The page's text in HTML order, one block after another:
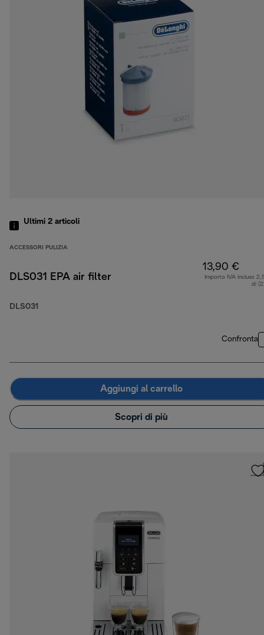
Ultimi 2 articoli
ACCESSORI PULIZIA
DLS031 EPA air filter
DLS031
13,90 €
Importo IVA incluso
di
Confronta
Aggiungi al carrello
Scopri di più